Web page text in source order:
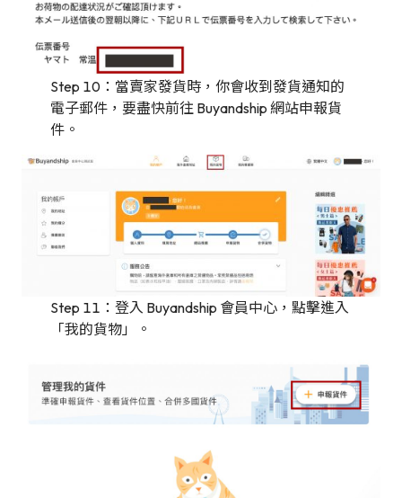
Step 10：當賣家發貨時，你會收到發貨通知的
電子郵件，要盡快前往 Buyandship 網站申報貨
件。
Step 11：登入 Buyandship 會員中心，點擊進入
「我的貨物」。